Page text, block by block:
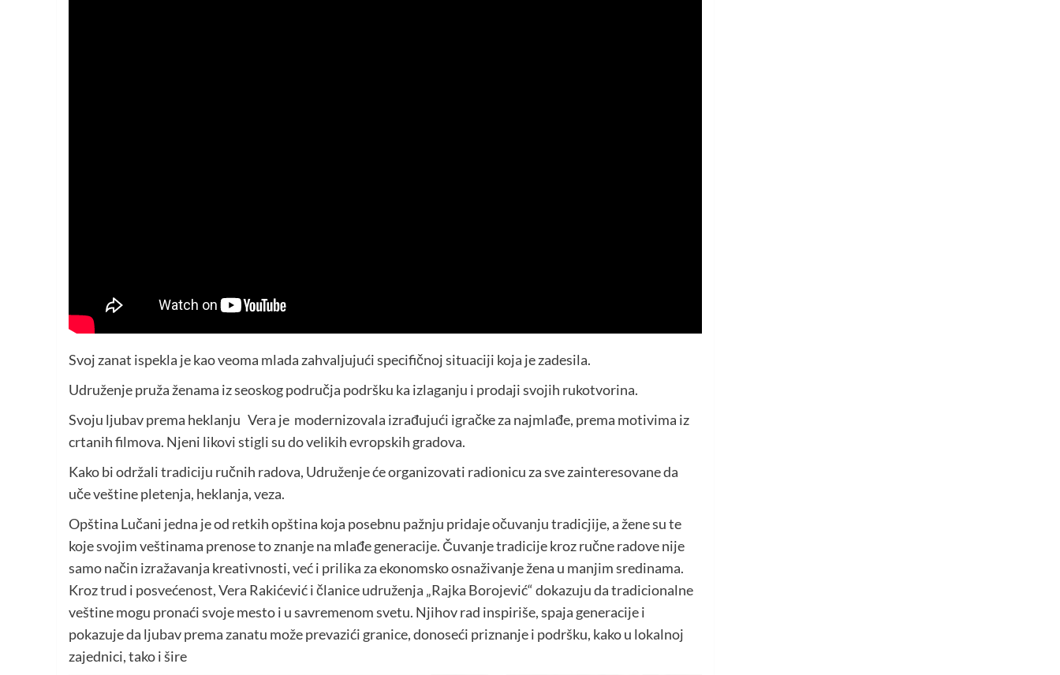
Svoj zanat ispekla je kao veoma mlada zahvaljujući specifičnoj situaciji koja je zadesila.
Udruženje pruža ženama iz seoskog područja podršku ka izlaganju i prodaji svojih rukotvorina.
Svoju ljubav prema heklanju Vera je modernizovala izrađujući igračke za najmlađe, prema motivima iz
crtanih filmova. Njeni likovi stigli su do velikih evropskih gradova.
Kako bi održali tradiciju ručnih radova, Udruženje će organizovati radionicu za sve zainteresovane da
uče veštine pletenja, heklanja, veza.
Opština Lučani jedna je od retkih opština koja posebnu pažnju pridaje očuvanju tradicjije, a žene su te
koje svojim veštinama prenose to znanje na mlađe generacije. Čuvanje tradicije kroz ručne radove nije
samo način izražavanja kreativnosti, već i prilika za ekonomsko osnaživanje žena u manjim sredinama.
Kroz trud i posvećenost, Vera Rakićević i članice udruženja „Rajka Borojević“ dokazuju da tradicionalne
veštine mogu pronaći svoje mesto i u savremenom svetu. Njihov rad inspiriše, spaja generacije i
pokazuje da ljubav prema zanatu može prevazići granice, donoseći priznanje i podršku, kako u lokalnoj
zajednici, tako i šire